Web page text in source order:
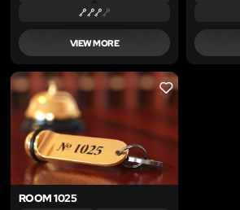
VIEW MORE
LIKE
ROOM 1025